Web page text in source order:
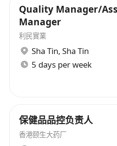
Quality Manager/
Manager
利民實業
Sha Tin, Sha Tin
5 days per week
保健品品控负责人
香港颐生大药厂